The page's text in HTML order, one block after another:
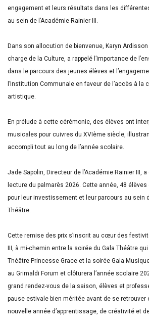
engagement et leurs résultats dans les
au sein de l’Académie Rainier III.
Dans son allocution de bienvenue, Karyn
charge de la Culture, a rappelé l’importance de
dans le parcours des jeunes élèves et
l’Institution Communale en faveur de l’accès à la
artistique.
En prélude à cette cérémonie, des élèves ont
musicales pour cuivres du XVIème siècle,
accompli tout au long de l’année scolaire.
Jade Sapolin, Directeur de l’Académie Rainier III,
lecture du palmarès 2026. Cette année, 48
pour leur investissement et leur parcours au sein
Théâtre.
Cette remise des prix s’inscrit au cœur des
III, à mi-chemin entre la soirée du Gala Théâtre
Théâtre Princesse Grace et la soirée Gala
au Grimaldi Forum et clôturera l’année scolaire
grand rendez-vous de la saison, élèves et
pause estivale bien méritée avant de se retrouver
nouvelle année d’apprentissage, de créativité et